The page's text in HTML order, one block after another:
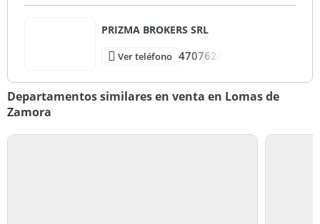
PRIZMA BROKERS SRL
Ver teléfono 4707624
Departamentos similares en venta en Lomas de
Zamora